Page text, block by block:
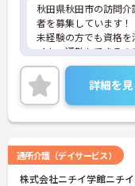
秋田県秋田市の訪問
者を募集しています！
未経験の方でも資格
イカー通勤もできる
時間外労働時間も月
終了後に自分の時間も
ご興味のある方は、
のでご連絡ください！
詳細を
通所介護（デイサービス）
株式会社ニチイ学館ニチ